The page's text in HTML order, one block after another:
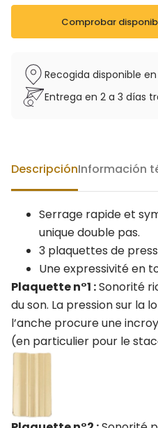
Comprobar
Recogida disponible
Entrega en 2 a 3 días
DescripciónInformación
Serrage rapide et
unique double pas.
3 plaquettes de
Une expressivité en
Plaquette n°1 :Sonorité
du son. La pression sur la
l’anche procure une
(en particulier pour le